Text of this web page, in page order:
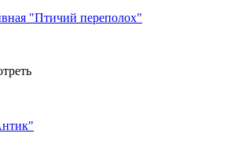
"Птичий переполох"